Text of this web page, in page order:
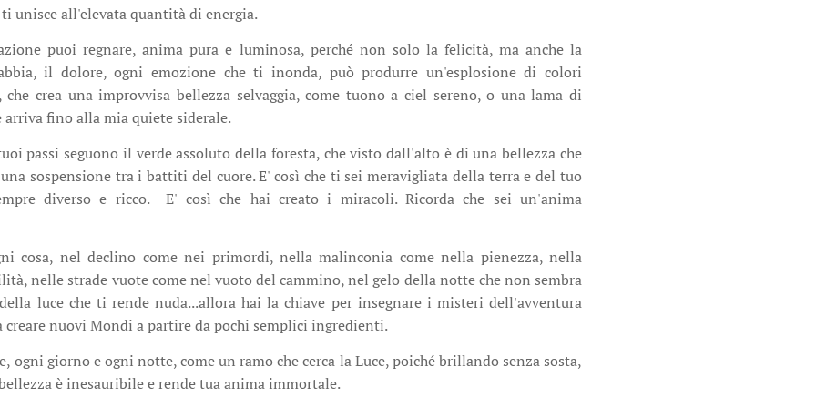
unisce all'elevata quantità di energia.
puoi regnare, anima pura e luminosa, perché non solo la felicità, ma anche la
il dolore, ogni emozione che ti inonda, può produrre un'esplosione di colori
crea una improvvisa bellezza selvaggia, come tuono a ciel sereno, o una lama di
fino alla mia quiete siderale.
passi seguono il verde assoluto della foresta, che visto dall'alto è di una bellezza che
sospensione tra i battiti del cuore. E' così che ti sei meravigliata della terra e del tuo
diverso e ricco. E' così che hai creato i miracoli. Ricorda che sei un'anima
cosa, nel declino come nei primordi, nella malinconia come nella pienezza, nella
nelle strade vuote come nel vuoto del cammino, nel gelo della notte che non sembra
luce che ti rende nuda...allora hai la chiave per insegnare i misteri dell'avventura
creare nuovi Mondi a partire da pochi semplici ingredienti.
ogni giorno e ogni notte, come un ramo che cerca la Luce, poiché brillando senza sosta,
è inesauribile e rende tua anima immortale.